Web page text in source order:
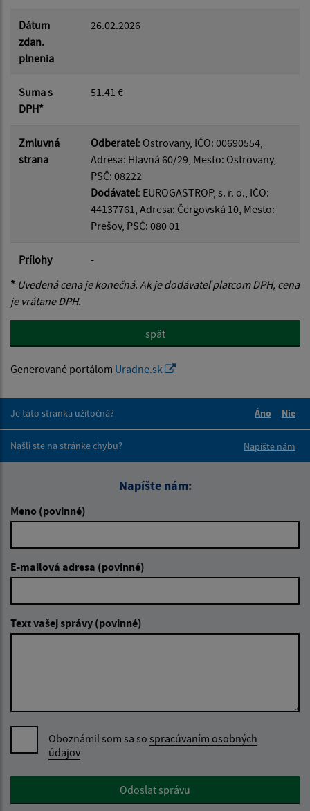
Dátum
zdan.
plnenia
26.02.2026
Suma s
DPH*
51.41 €
Zmluvná
strana
Odberateľ: Ostrovany, IČO: 00690554,
Adresa: Hlavná 60/29, Mesto: Ostrovany,
PSČ: 08222
Dodávateľ: EUROGASTROP, s. r. o., IČO:
44137761, Adresa: Čergovská 10, Mesto:
Prešov, PSČ: 080 01
Prílohy
-
* Uvedená cena je konečná. Ak je dodávateľ platcom DPH, cena
je vrátane DPH.
späť
Generované portálom Uradne.sk
Je táto stránka užitočná?
Áno
Nie
Našli ste na stránke chybu?
Napíšte nám
Napíšte nám:
Meno (povinné)
E-mailová adresa (povinné)
Text vašej správy (povinné)
Oboznámil som sa so spracúvaním osobných
údajov
Google reCaptcha ResponseOdoslať správu